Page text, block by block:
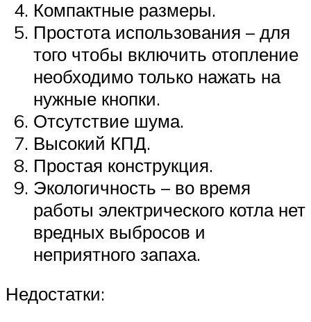
Компактные размеры.
Простота использования – для
того чтобы включить отопление
необходимо только нажать на
нужные кнопки.
Отсутствие шума.
Высокий КПД.
Простая конструкция.
Экологичность – во время
работы электрического котла нет
вредных выбросов и
неприятного запаха.
Недостатки: